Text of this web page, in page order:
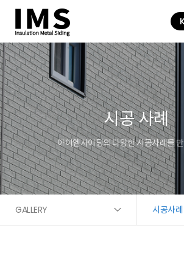
시공 사례
아이엠사이딩의 다양한 시공사례를
GALLERY 시공사